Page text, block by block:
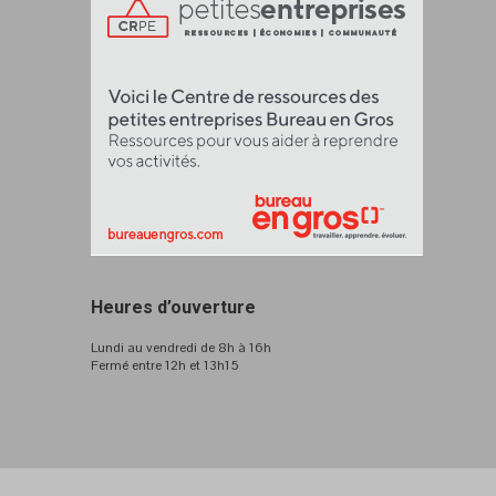
Heures d’ouverture
Lundi au vendredi de 8h à 16h
Fermé entre 12h et 13h15